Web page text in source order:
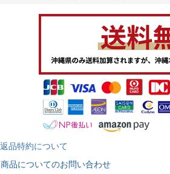
返品特約について
商品についてのお問い合わせ